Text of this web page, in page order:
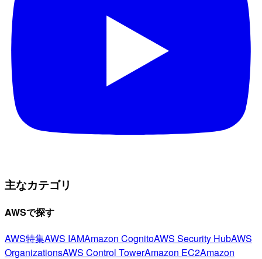
主なカテゴリ
AWSで探す
AWS特集AWS IAMAmazon CognitoAWS Security HubAWS
OrganizationsAWS Control TowerAmazon EC2Amazon